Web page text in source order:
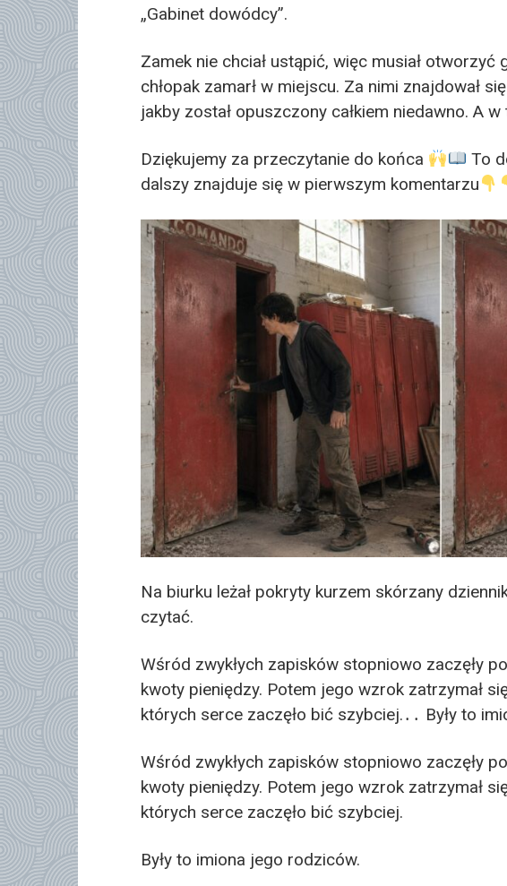
„Gabinet dowódcy”.
Zamek nie chciał ustąpić, więc musiał otworzyć
chłopak zamarł w miejscu. Za nimi znajdował
jakby został opuszczony całkiem niedawno. A
Dziękujemy za przeczytanie do końca
To
dalszy znajduje się w pierwszym komentarzu
Na biurku leżał pokryty kurzem skórzany
czytać.
Wśród zwykłych zapisków stopniowo zaczęły
kwoty pieniędzy. Potem jego wzrok zatrzymał
których serce zaczęło bić szybciej.․․ Były to
Wśród zwykłych zapisków stopniowo zaczęły
kwoty pieniędzy. Potem jego wzrok zatrzymał
których serce zaczęło bić szybciej.
Były to imiona jego rodziców.